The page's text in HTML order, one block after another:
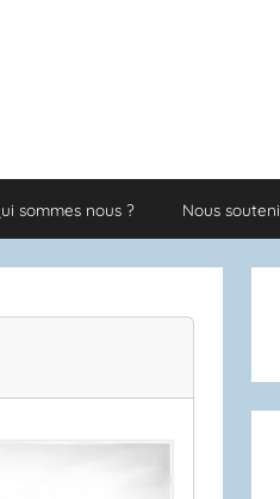
sommes nous ? Nous